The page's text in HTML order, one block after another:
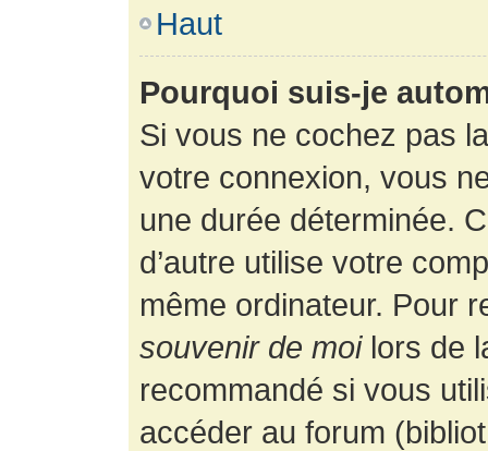
Haut
Pourquoi suis-je
Si vous ne cochez pas
votre connexion, vous
une durée déterminée.
d’autre utilise votre
même ordinateur. Pour
souvenir de moilors de
recommandé si vous
accéder au forum